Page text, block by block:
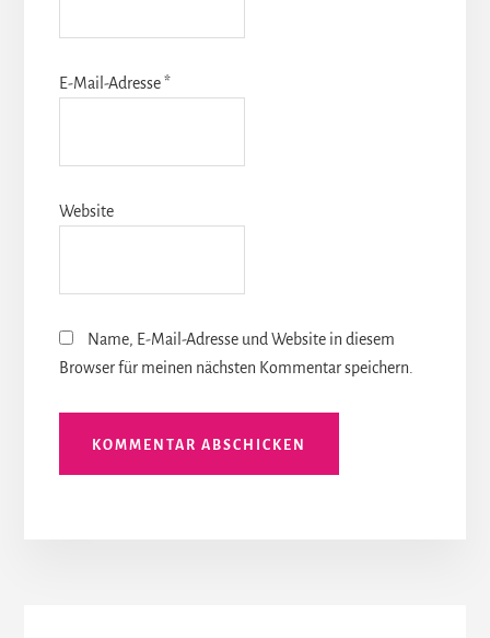
E-Mail-Adresse*
Website
Name, E-Mail-Adresse und Website in diesem
Browser für meinen nächsten Kommentar speichern.